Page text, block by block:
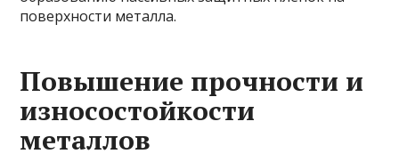
поверхности металла.
Повышение прочности и
износостойкости
металлов